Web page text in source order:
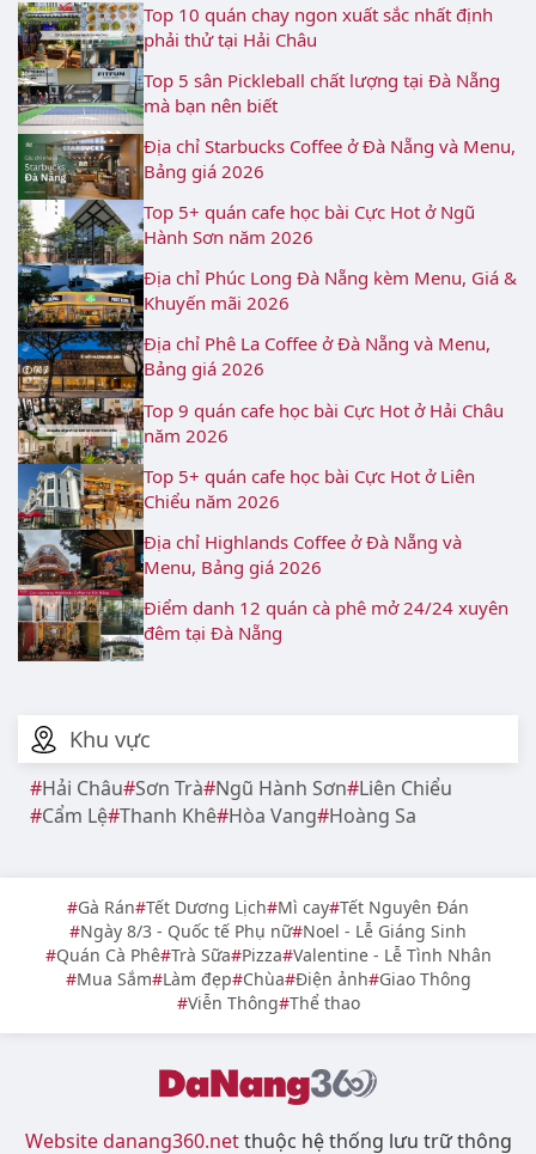
Khu vực
Hải Châu Sơn Trà Ngũ Hành Sơn Liên Chiểu
Cẩm Lệ Thanh Khê Hòa Vang Hoàng Sa
Top 10 quán chay ngon xuất sắc nhất định
phải thử tại Hải Châu
Top 5 sân Pickleball chất lượng tại Đà Nẵng
mà bạn nên biết
Địa chỉ Starbucks Coffee ở Đà Nẵng và Menu,
Bảng giá 2026
Top 5+ quán cafe học bài Cực Hot ở Ngũ
Hành Sơn năm 2026
Địa chỉ Phúc Long Đà Nẵng kèm Menu, Giá &
Khuyến mãi 2026
Địa chỉ Phê La Coffee ở Đà Nẵng và Menu,
Bảng giá 2026
Top 9 quán cafe học bài Cực Hot ở Hải Châu
năm 2026
Top 5+ quán cafe học bài Cực Hot ở Liên
Chiểu năm 2026
Địa chỉ Highlands Coffee ở Đà Nẵng và
Menu, Bảng giá 2026
Điểm danh 12 quán cà phê mở 24/24 xuyên
đêm tại Đà Nẵng
Gà Rán Tết Dương Lịch Mì cay Tết Nguyên Đán
Ngày 8/3 - Quốc tế Phụ nữ Noel - Lễ Giáng Sinh
Quán Cà Phê Trà Sữa Pizza Valentine - Lễ Tình Nhân
Mua Sắm Làm đẹp Chùa Điện ảnh Giao Thông
Viễn Thông Thể thao
Website danang360.netthuộc hệ thống lưu trữ thông